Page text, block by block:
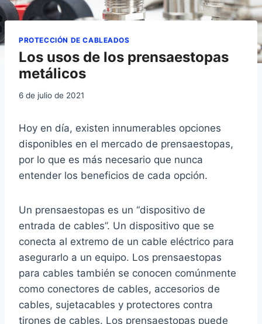
PROTECCIÓN DE CABLEADOS
Los usos de los prensaestopas
metálicos
6 de julio de 2021
Hoy en día, existen innumerables opciones
disponibles en el mercado de prensaestopas,
por lo que es más necesario que nunca
entender los beneficios de cada opción.
Un prensaestopas es un “dispositivo de
entrada de cables”. Un dispositivo que se
conecta al extremo de un cable eléctrico para
asegurarlo a un equipo. Los prensaestopas
para cables también se conocen comúnmente
como conectores de cables, accesorios de
cables, sujetacables y protectores contra
tirones de cables. Los prensaestopas puede